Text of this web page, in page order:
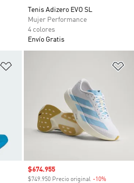
Tenis Adizero EVO SL
Mujer Performance
4 colores
Envío Gratis
Precio de venta
$674.955
$749.950 Precio original -10%